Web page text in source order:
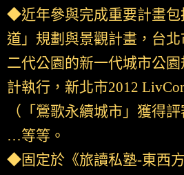
◆近年參與完成重要計畫包
道」規劃與景觀計畫，台
二代公園的新一代城市公
計執行，新北市2012
（「鶯歌永續城市」獲得
…等等。
◆固定於《旅讀私塾-東西